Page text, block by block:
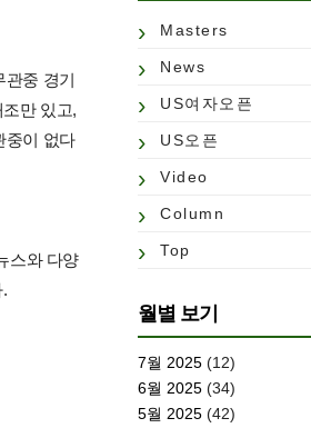
관중 경기
만 있고,
중이 없다
스와 다양
Masters
News
US여자오픈
US오픈
Video
Column
Top
월별 보기
7월 2025 (12)
6월 2025 (34)
5월 2025 (42)